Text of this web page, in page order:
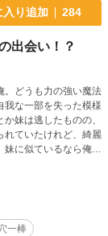
入り追加 284
出会い！？
。どうも力の強い魔法
我な一部を失った模様
妹は逃したものの、
れていたけれど、綺麗
妹に似ているなら俺も
一棒